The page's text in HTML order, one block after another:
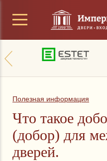
Полезная информация
Что такое
(добор) для
дверей.